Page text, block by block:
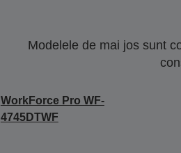
Modelele de mai jos sunt
WorkForce Pro WF-
4745DTWF